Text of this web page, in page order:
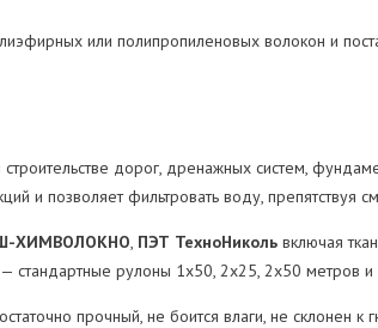
или полипропиленовых волокон и
дорог, дренажных систем,
и позволяет фильтровать воду,
ХИМВОЛОКНО, ПЭТ ТехноНиколь включая
рулоны 1x50, 2x25, 2x50 метров и
прочный, не боится влаги, не склонен к